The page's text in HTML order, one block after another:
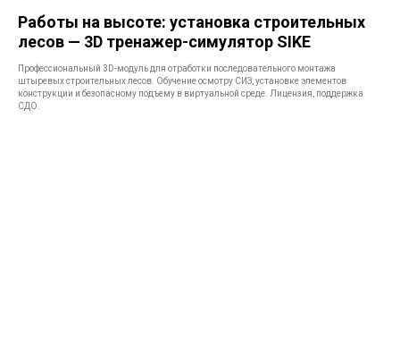
Работы на высоте: установка строительных
лесов — 3D тренажер-симулятор SIKE
Профессиональный 3D-модуль для отработки последовательного монтажа
штыревых строительных лесов. Обучение осмотру СИЗ, установке элементов
конструкции и безопасному подъему в виртуальной среде. Лицензия, поддержка
СДО.